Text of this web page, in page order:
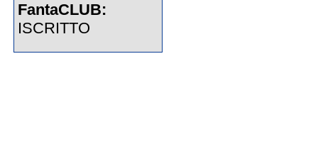
FantaCLUB:
ISCRITTO